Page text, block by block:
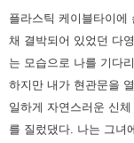
플라스틱 케이블타이에
채 결박되어 있었던 다
는 모습으로 나를 기다
하지만 내가 현관문을
일하게 자연스러운 신
를 질렀댔다. 나는 그녀